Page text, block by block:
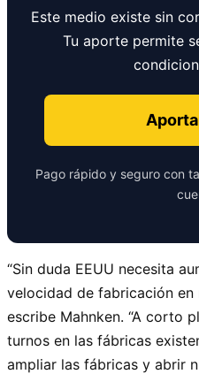
Este medio existe sin
Tu aporte permite
Pago rápido y seguro con
“Sin duda EEUU necesita
velocidad de fabricación en
escribe Mahnken. “A corto
turnos en las fábricas
ampliar las fábricas y abrir